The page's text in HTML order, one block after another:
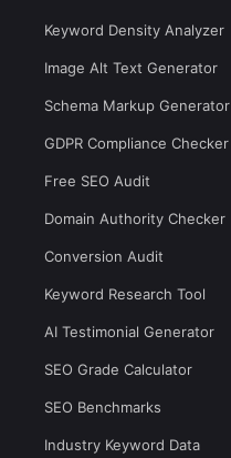
Keyword Density Analyzer
Image Alt Text Generator
Schema Markup Generator
GDPR Compliance Checker
Free SEO Audit
Domain Authority Checker
Conversion Audit
Keyword Research Tool
AI Testimonial Generator
SEO Grade Calculator
SEO Benchmarks
Industry Keyword Data